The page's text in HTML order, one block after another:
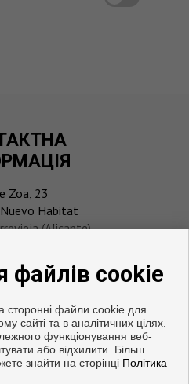
Zoa, 23
Habitat
(Alicante)
файлів cookie
сторонні файли cookie для
сайті та в аналітичних цілях.
функціонування веб-
або відхилити. Більш
знайти на сторінці Політика